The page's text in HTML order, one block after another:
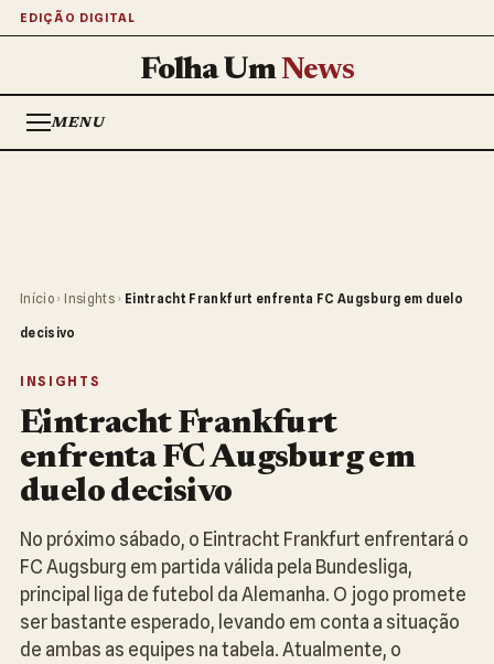
EDIÇÃO DIGITAL
Folha UmNews
MENU
Início › Insights › Eintracht Frankfurt enfrenta FC Augsburg em duelo
decisivo
INSIGHTS
Eintracht Frankfurt
enfrenta FC Augsburg em
duelo decisivo
No próximo sábado, o Eintracht Frankfurt enfrentará o
FC Augsburg em partida válida pela Bundesliga,
principal liga de futebol da Alemanha. O jogo promete
ser bastante esperado, levando em conta a situação
de ambas as equipes na tabela. Atualmente, o